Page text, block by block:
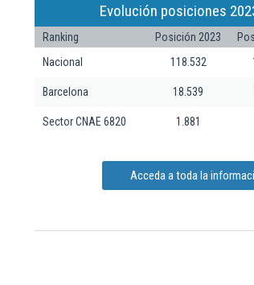
Evolución posiciones
Ranking Posición 2023
Nacional
118.532
Barcelona 18.539
Sector CNAE 6820 1.881
Acceda a toda la